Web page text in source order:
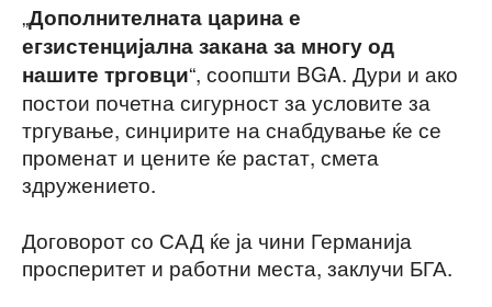
„Дополнителната царина е
егзистенцијална закана за многу од
нашите трговци“, соопшти BGA. Дури и ако
постои почетна сигурност за условите за
тргување, синџирите на снабдување ќе се
променат и цените ќе растат, смета
здружението.
Договорот со САД ќе ја чини Германија
просперитет и работни места, заклучи БГА.